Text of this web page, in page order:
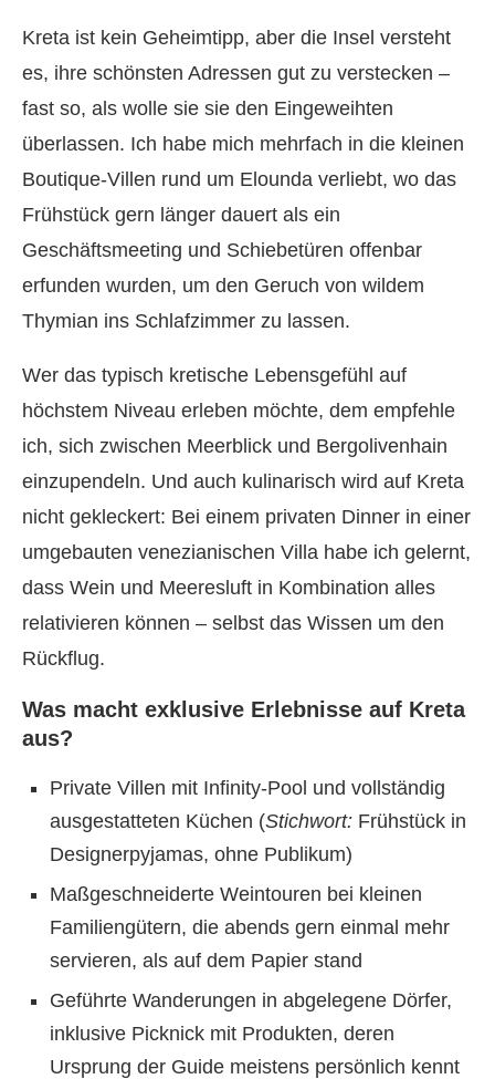
Kreta ist kein Geheimtipp, aber die Insel versteht
es, ihre schönsten Adressen gut zu verstecken –
fast so, als wolle sie sie den Eingeweihten
überlassen. Ich habe mich mehrfach in die kleinen
Boutique-Villen rund um Elounda verliebt, wo das
Frühstück gern länger dauert als ein
Geschäftsmeeting und Schiebetüren offenbar
erfunden wurden, um den Geruch von wildem
Thymian ins Schlafzimmer zu lassen.
Wer das typisch kretische Lebensgefühl auf
höchstem Niveau erleben möchte, dem empfehle
ich, sich zwischen Meerblick und Bergolivenhain
einzupendeln. Und auch kulinarisch wird auf Kreta
nicht gekleckert: Bei einem privaten Dinner in einer
umgebauten venezianischen Villa habe ich gelernt,
dass Wein und Meeresluft in Kombination alles
relativieren können – selbst das Wissen um den
Rückflug.
Was macht exklusive Erlebnisse auf Kreta
aus?
Private Villen mit Infinity-Pool und vollständig
ausgestatteten Küchen (Stichwort: Frühstück in
Designerpyjamas, ohne Publikum)
Maßgeschneiderte Weintouren bei kleinen
Familiengütern, die abends gern einmal mehr
servieren, als auf dem Papier stand
Geführte Wanderungen in abgelegene Dörfer,
inklusive Picknick mit Produkten, deren
Ursprung der Guide meistens persönlich kennt